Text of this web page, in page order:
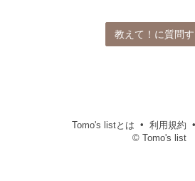
教えて！に質問す
Tomo's listとは 利用規約
© Tomo's list